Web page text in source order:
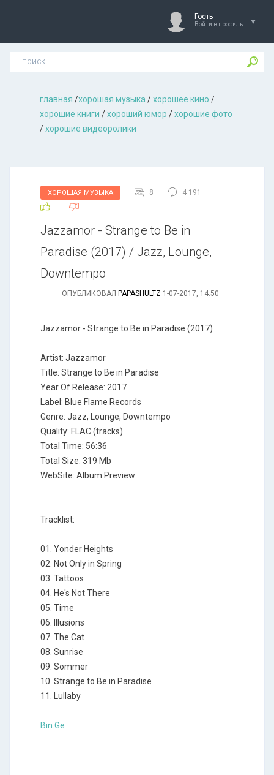
Гость
Войти в профиль
главная /хорошая музыкa /хорошее кино /
хорошие книги /хороший юмор /хорошие фото
/хорошие видеоролики
ХОРОШАЯ МУЗЫКА 8 4 191
Jazzamor - Strange to Be in
Paradise (2017) / Jazz, Lounge,
Downtempo
ОПУБЛИКОВАЛ PAPASHULTZ 1-07-2017, 14:50
Jazzamor - Strange to Be in Paradise (2017)
Artist: Jazzamor
Title: Strange to Be in Paradise
Year Of Release: 2017
Label: Blue Flame Records
Genre: Jazz, Lounge, Downtempo
Quality: FLAC (tracks)
Total Time: 56:36
Total Size: 319 Mb
WebSite: Album Preview
Tracklist:
01. Yonder Heights
02. Not Only in Spring
03. Tattoos
04. He's Not There
05. Time
06. Illusions
07. The Cat
08. Sunrise
09. Sommer
10. Strange to Be in Paradise
11. Lullaby
Bin.Ge